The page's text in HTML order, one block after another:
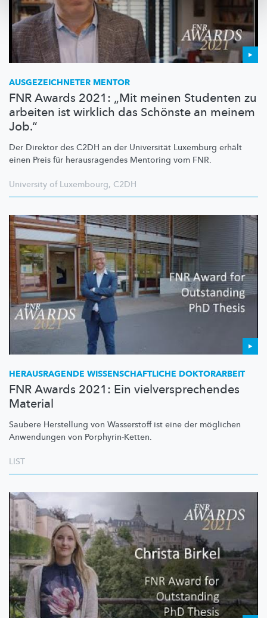
AUSGEZEICHNETER MENTOR
FNR Awards 2021: „Mit meinen Studenten zu
arbeiten ist wirklich das Schönste an meinem
Job.“
Der Direktor des C2DH an der Universität Luxemburg erhält
einen Preis für herausragendes Mentoring vom FNR.
University of Luxembourg, C2DH
HERAUSRAGENDE WISSENSCHAFTLICHE DOKTORARBEIT
FNR Awards 2021: Ein vielversprechendes
Material
Saubere Herstellung von Wasserstoff ist eine der möglichen
Anwendungen von Porphyrin-Ketten.
LIST